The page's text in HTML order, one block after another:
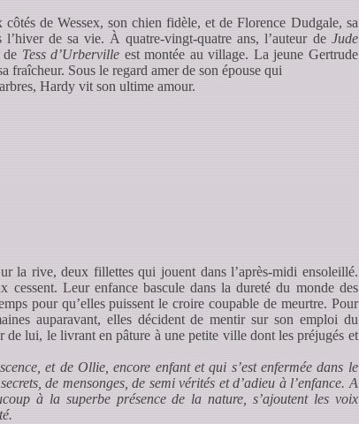
de Wessex, son chien fidèle, et de Florence Dudgale, sa
de sa vie. À quatre-vingt-quatre ans, l’auteur de Jude
Tess d’Urberville est montée au village. La jeune Gertrude
fraîcheur. Sous le regard amer de son épouse qui
Hardy vit son ultime amour.
la rive, deux fillettes qui jouent dans l’après-midi ensoleillé.
Leur enfance bascule dans la dureté du monde des
pour qu’elles puissent le croire coupable de meurtre. Pour
auparavant, elles décident de mentir sur son emploi du
lui, le livrant en pâture à une petite ville dont les préjugés et
et de Ollie, encore enfant et qui s’est enfermée dans le
de mensonges, de semi vérités et d’adieu à l’enfance. A
à la superbe présence de la nature, s’ajoutent les voix